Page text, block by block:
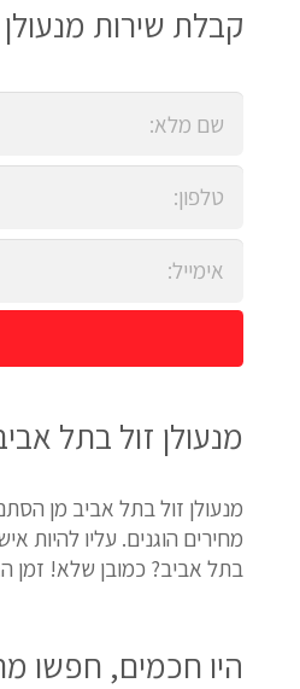
קבלת שירות מנעולן 24/7 השאירו פניה:
מנעולן זול בתל
מנעולן זול בתל אביב מן
מחירים הוגנים. עליו להיות
בתל אביב? כמובן שלא! זמן
היו חכמים, חפשו